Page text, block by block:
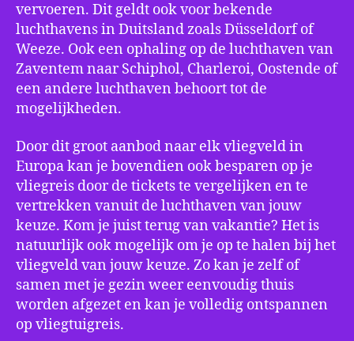
vervoeren. Dit geldt ook voor bekende
luchthavens in Duitsland zoals Düsseldorf of
Weeze. Ook een ophaling op de luchthaven van
Zaventem naar Schiphol, Charleroi, Oostende of
een andere luchthaven behoort tot de
mogelijkheden.
Door dit groot aanbod naar elk vliegveld in
Europa kan je bovendien ook besparen op je
vliegreis door de tickets te vergelijken en te
vertrekken vanuit de luchthaven van jouw
keuze. Kom je juist terug van vakantie? Het is
natuurlijk ook mogelijk om je op te halen bij het
vliegveld van jouw keuze. Zo kan je zelf of
samen met je gezin weer eenvoudig thuis
worden afgezet en kan je volledig ontspannen
op vliegtuigreis.